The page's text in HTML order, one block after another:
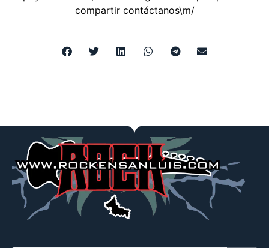
compartir contáctanos\m/